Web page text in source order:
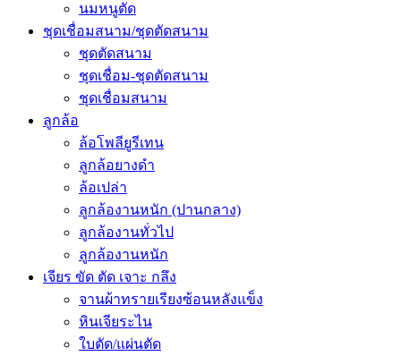
นมหนูตัด
ชุดเชื่อมสนาม/ชุดตัดสนาม
ชุดตัดสนาม
ชุดเชื่อม-ชุดตัดสนาม
ชุดเชื่อมสนาม
ลูกล้อ
ล้อโพลียูรีเทน
ลูกล้อยางดำ
ล้อเปล่า
ลูกล้องานหนัก (ปานกลาง)
ลูกล้องานทั่วไป
ลูกล้องานหนัก
เจียร ขัด ตัด เจาะ กลึง
จานผ้าทรายเรียงซ้อนหลังแข็ง
หินเจียระไน
ใบตัด/แผ่นตัด